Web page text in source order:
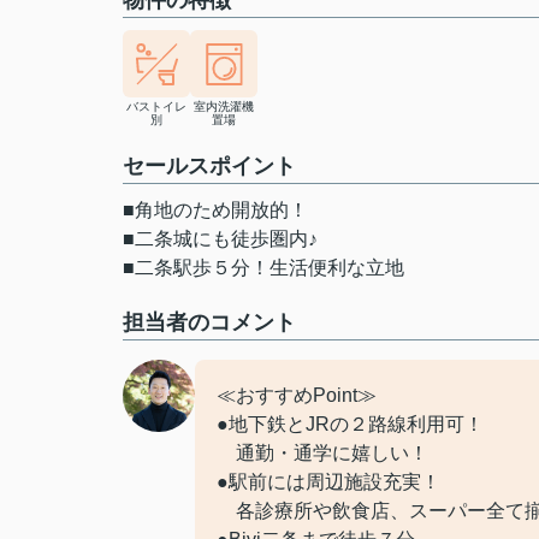
バストイレ
別
室内洗濯機
置場
セールスポイント
■角地のため開放的！
■二条城にも徒歩圏内♪
■二条駅歩５分！生活便利な立地
担当者のコメント
≪おすすめPoint≫
●地下鉄とJRの２路線利用可！
通勤・通学に嬉しい！
●駅前には周辺施設充実！
各診療所や飲食店、スーパー全て